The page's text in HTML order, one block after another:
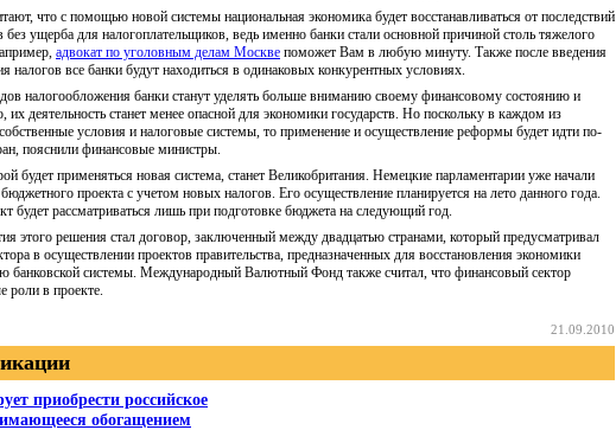
что с помощью новой системы национальная экономика будет восстанавливаться от последствий
без ущерба для налогоплательщиков, ведь именно банки стали основной причиной столь тяжелого
адвокат по уголовным делам Москве поможет Вам в любую минуту. Также после введения
налогов все банки будут находиться в одинаковых конкурентных условиях.
налогообложения банки станут уделять больше вниманию своему финансовому состоянию и
их деятельность станет менее опасной для экономики государств. Но поскольку в каждом из
условия и налоговые системы, то применение и осуществление реформы будет идти по-
пояснили финансовые министры.
будет применяться новая система, станет Великобритания. Немецкие парламентарии уже начали
проекта с учетом новых налогов. Его осуществление планируется на лето данного года.
будет рассматриваться лишь при подготовке бюджета на следующий год.
этого решения стал договор, заключенный между двадцатью странами, который предусматривал
в осуществлении проектов правительства, предназначенных для восстановления экономики
банковской системы. Международный Валютный Фонд также считал, что финансовый сектор
роли в проекте.
21.09.2010
приобрести российское
обогащением